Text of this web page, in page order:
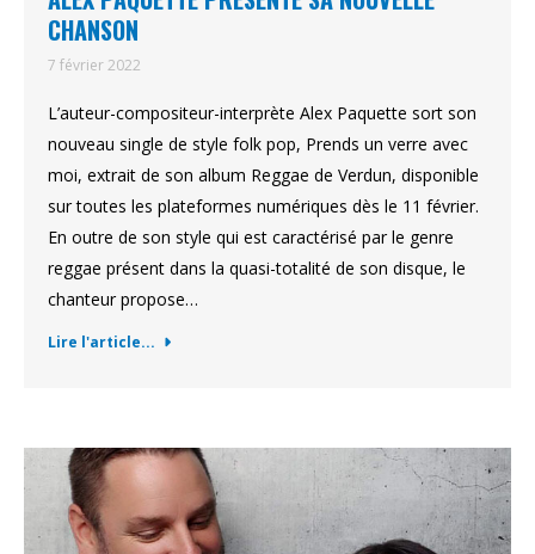
CHANSON
7 février 2022
L’auteur-compositeur-interprète Alex Paquette sort son
nouveau single de style folk pop, Prends un verre avec
moi, extrait de son album Reggae de Verdun, disponible
sur toutes les plateformes numériques dès le 11 février.
En outre de son style qui est caractérisé par le genre
reggae présent dans la quasi-totalité de son disque, le
chanteur propose…
Lire l'article...